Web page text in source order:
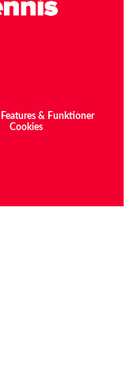
Features & Funktioner
Cookies